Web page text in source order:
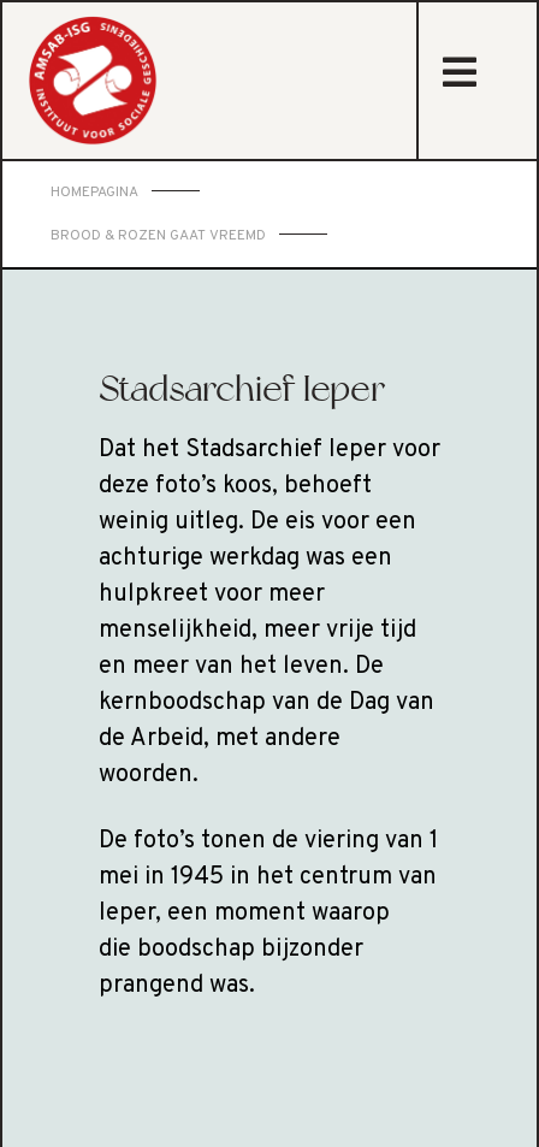
HOMEPAGINA
BROOD & ROZEN GAAT VREEMD
Stadsarchief Ieper
Dat het Stadsarchief Ieper voor
deze foto’s koos, behoeft
weinig uitleg. De eis voor een
achturige werkdag was een
hulpkreet voor meer
menselijkheid, meer vrije tijd
en meer van het leven. De
kernboodschap van de Dag van
de Arbeid, met andere
woorden.
De foto’s tonen de viering van 1
mei in 1945 in het centrum van
Ieper, een moment waarop
die boodschap bijzonder
prangend was.